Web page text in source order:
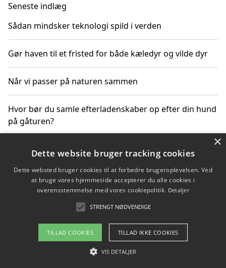
Seneste indlæg
Sådan mindsker teknologi spild i verden
Gør haven til et fristed for både kæledyr og vilde dyr
Når vi passer på naturen sammen
Hvor bør du samle efterladenskaber op efter din hund
på gåturen?
Sådan rydder du effektivt op efter et stort event
Copyright 2026 - Pilanto Aps
Om / kontakt
Blog Betingelser
×
Dette website bruger tracking cookies
Dette websted bruger cookies til at forbedre brugeroplevelsen. Ved
at bruge vores hjemmeside accepterer du alle cookies i
overensstemmelse med vores cookiepolitik. Detaljer
STRENGT NØDVENDIGE
TILLAD COOKIES TILLAD IKKE COOKIES
VIS DETALJER